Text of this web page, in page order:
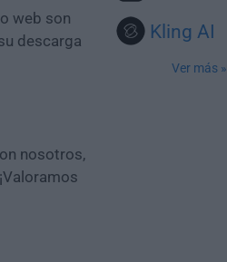
Kling AI
Ver más »
web son
descarga
nosotros,